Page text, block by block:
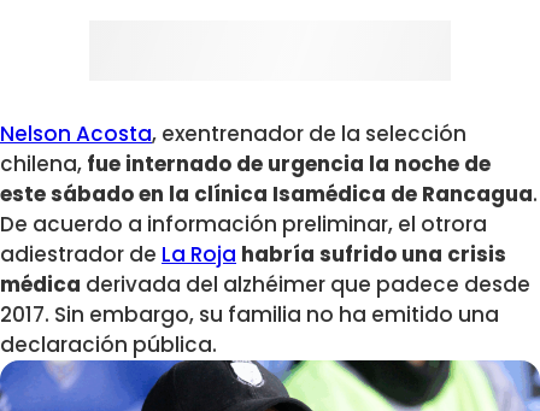
Nelson Acosta, exentrenador de la selección
chilena, fue internado de urgencia la noche de
este sábado en la clínica Isamédica de Rancagua.
De acuerdo a información preliminar, el otrora
adiestrador de La Roja habría sufrido una crisis
médica derivada del alzhéimer que padece desde
2017. Sin embargo, su familia no ha emitido una
declaración pública.